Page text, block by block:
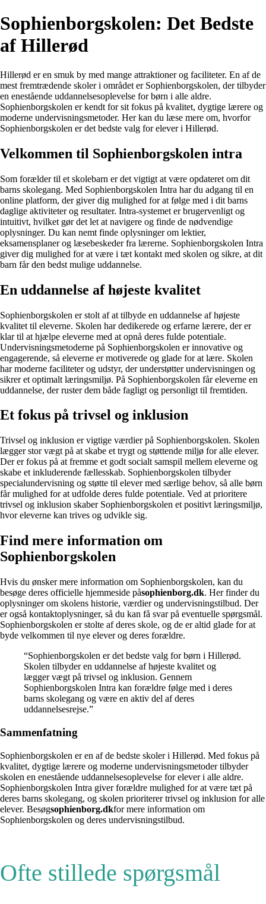
Sophienborgskolen: Det Bedste
af Hillerød
Hillerød er en smuk by med mange attraktioner og faciliteter. En af de
mest fremtrædende skoler i området er Sophienborgskolen, der tilbyder
en enestående uddannelsesoplevelse for børn i alle aldre.
Sophienborgskolen er kendt for sit fokus på kvalitet, dygtige lærere og
moderne undervisningsmetoder. Her kan du læse mere om, hvorfor
Sophienborgskolen er det bedste valg for elever i Hillerød.
Velkommen til Sophienborgskolen intra
Som forælder til et skolebarn er det vigtigt at være opdateret om dit
barns skolegang. Med Sophienborgskolen Intra har du adgang til en
online platform, der giver dig mulighed for at følge med i dit barns
daglige aktiviteter og resultater. Intra-systemet er brugervenligt og
intuitivt, hvilket gør det let at navigere og finde de nødvendige
oplysninger. Du kan nemt finde oplysninger om lektier,
eksamensplaner og læsebeskeder fra lærerne. Sophienborgskolen Intra
giver dig mulighed for at være i tæt kontakt med skolen og sikre, at dit
barn får den bedst mulige uddannelse.
En uddannelse af højeste kvalitet
Sophienborgskolen er stolt af at tilbyde en uddannelse af højeste
kvalitet til eleverne. Skolen har dedikerede og erfarne lærere, der er
klar til at hjælpe eleverne med at opnå deres fulde potentiale.
Undervisningsmetoderne på Sophienborgskolen er innovative og
engagerende, så eleverne er motiverede og glade for at lære. Skolen
har moderne faciliteter og udstyr, der understøtter undervisningen og
sikrer et optimalt læringsmiljø. På Sophienborgskolen får eleverne en
uddannelse, der ruster dem både fagligt og personligt til fremtiden.
Et fokus på trivsel og inklusion
Trivsel og inklusion er vigtige værdier på Sophienborgskolen. Skolen
lægger stor vægt på at skabe et trygt og støttende miljø for alle elever.
Der er fokus på at fremme et godt socialt samspil mellem eleverne og
skabe et inkluderende fællesskab. Sophienborgskolen tilbyder
specialundervisning og støtte til elever med særlige behov, så alle børn
får mulighed for at udfolde deres fulde potentiale. Ved at prioritere
trivsel og inklusion skaber Sophienborgskolen et positivt læringsmiljø,
hvor eleverne kan trives og udvikle sig.
Find mere information om
Sophienborgskolen
Hvis du ønsker mere information om Sophienborgskolen, kan du
besøge deres officielle hjemmeside påsophienborg.dk. Her finder du
oplysninger om skolens historie, værdier og undervisningstilbud. Der
er også kontaktoplysninger, så du kan få svar på eventuelle spørgsmål.
Sophienborgskolen er stolte af deres skole, og de er altid glade for at
byde velkommen til nye elever og deres forældre.
“Sophienborgskolen er det bedste valg for børn i Hillerød.
Skolen tilbyder en uddannelse af højeste kvalitet og
lægger vægt på trivsel og inklusion. Gennem
Sophienborgskolen Intra kan forældre følge med i deres
barns skolegang og være en aktiv del af deres
uddannelsesrejse.”
Sammenfatning
Sophienborgskolen er en af de bedste skoler i Hillerød. Med fokus på
kvalitet, dygtige lærere og moderne undervisningsmetoder tilbyder
skolen en enestående uddannelsesoplevelse for elever i alle aldre.
Sophienborgskolen Intra giver forældre mulighed for at være tæt på
deres barns skolegang, og skolen prioriterer trivsel og inklusion for alle
elever. Besøgsophienborg.dkfor mere information om
Sophienborgskolen og deres undervisningstilbud.
Ofte stillede spørgsmål